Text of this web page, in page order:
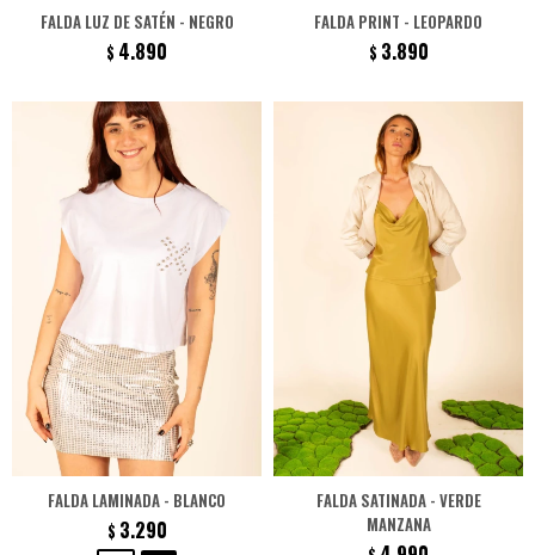
FALDA LUZ DE SATÉN - NEGRO
$ 4.890
FALDA PRINT - LEOPARDO
$ 3.890
FALDA LAMINADA - BLANCO
$ 3.290
FALDA SATINADA - VERDE
MANZANA